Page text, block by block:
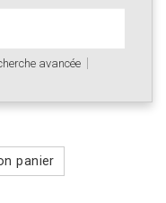
avancée
panier